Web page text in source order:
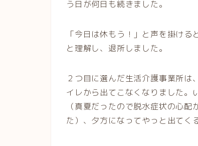
う日が何日も続きました。
「今日は休もう！」と声を掛け
と理解し、退所しました。
２つ目に選んだ生活介護事業所
イレから出てこなくなりました。
（真夏だったので脱水症状の心
た）、夕方になってやっと出てく